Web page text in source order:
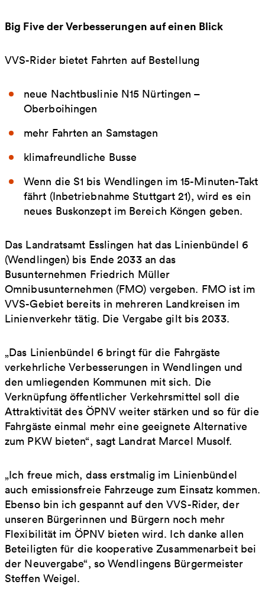
Big Five der Verbesserungen auf einen Blick
VVS-Rider bietet Fahrten auf Bestellung
neue Nachtbuslinie N15 Nürtingen –
Oberboihingen
mehr Fahrten an Samstagen
klimafreundliche Busse
Wenn die S1 bis Wendlingen im 15-Minuten-Takt
fährt (Inbetriebnahme Stuttgart 21), wird es ein
neues Buskonzept im Bereich Köngen geben.
Das Landratsamt Esslingen hat das Linienbündel 6
(Wendlingen) bis Ende 2033 an das
Busunternehmen Friedrich Müller
Omnibusunternehmen (FMO) vergeben. FMO ist im
VVS-Gebiet bereits in mehreren Landkreisen im
Linienverkehr tätig. Die Vergabe gilt bis 2033.
„Das Linienbündel 6 bringt für die Fahrgäste
verkehrliche Verbesserungen in Wendlingen und
den umliegenden Kommunen mit sich. Die
Verknüpfung öffentlicher Verkehrsmittel soll die
Attraktivität des ÖPNV weiter stärken und so für die
Fahrgäste einmal mehr eine geeignete Alternative
zum PKW bieten“, sagt Landrat Marcel Musolf.
„Ich freue mich, dass erstmalig im Linienbündel
auch emissionsfreie Fahrzeuge zum Einsatz kommen.
Ebenso bin ich gespannt auf den VVS-Rider, der
unseren Bürgerinnen und Bürgern noch mehr
Flexibilität im ÖPNV bieten wird. Ich danke allen
Beteiligten für die kooperative Zusammenarbeit bei
der Neuvergabe“, so Wendlingens Bürgermeister
Steffen Weigel.